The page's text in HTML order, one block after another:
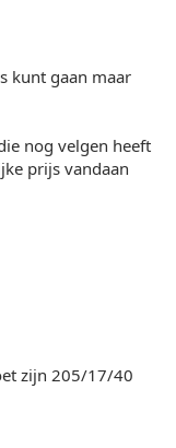
kunt gaan maar
nog velgen heeft
prijs vandaan
zijn 205/17/40